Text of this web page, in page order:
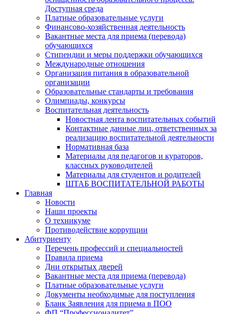
Доступная среда
Платные образовательные услуги
Финансово-хозяйственная деятельность
Вакантные места для приема (перевода)
обучающихся
Стипендии и меры поддержки обучающихся
Международные отношения
Организация питания в образовательной
организации
Образовательные стандарты и требования
Олимпиады, конкурсы
Воспитательная деятельность
Новостная лента воспитательных событий
Контактные данные лиц, ответственных за
реализацию воспитательной деятельности
Нормативная база
Материалы для педагогов и кураторов,
классных руководителей
Материалы для студентов и родителей
ШТАБ ВОСПИТАТЕЛЬНОЙ РАБОТЫ
Главная
Новости
Наши проекты
О техникуме
Противодействие коррупции
Абитуриенту
Перечень профессий и специальностей
Правила приема
Дни открытых дверей
Вакантные места для приема (перевода)
Платные образовательные услуги
Документы необходимые для поступления
Бланк Заявления для приема в ПОО